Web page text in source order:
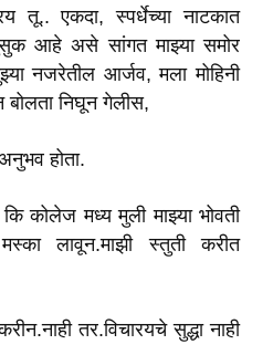
तू.. एकदा, स्पर्धेच्या नाटकात
आहे असे सांगत माझ्या समोर
नजरेतील आर्जव, मला मोहिनी
निघून गेलीस,
होता.
कोलेज मध्य मुली माझ्या भोवती
लावून.माझी स्तुती करीत
तर.विचारयचे सुद्धा नाही